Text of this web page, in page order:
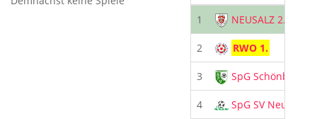
1 NEUSALZ 2.
2 RWO 1.
3 SpG Schönbach
4 SpG SV Neueiba